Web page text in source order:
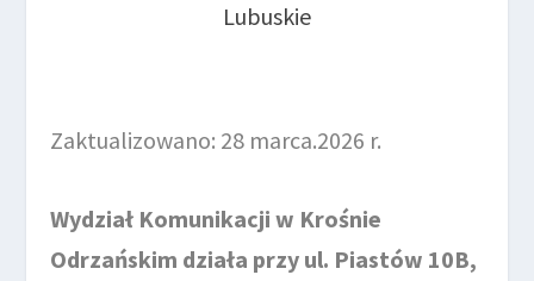
Lubuskie
Zaktualizowano: 28 marca.2026 r.
Wydział Komunikacji w Krośnie
Odrzańskim działa przy ul. Piastów 10B,